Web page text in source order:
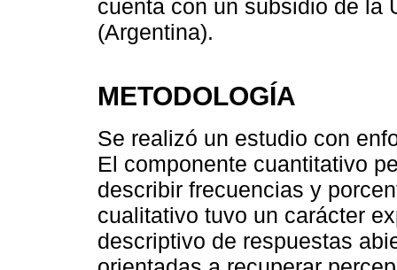
cuenta con un subsidio de la
(Argentina).
METODOLOGÍA
Se realizó un estudio con
El componente cuantitativo
describir frecuencias y
cualitativo tuvo un carácter
descriptivo de respuestas